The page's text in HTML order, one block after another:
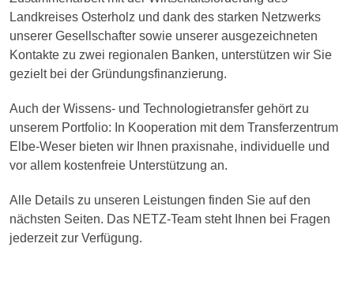
Landkreises Osterholz und dank des starken Netzwerks
unserer Gesellschafter sowie unserer ausgezeichneten
Kontakte zu zwei regionalen Banken, unterstützen wir Sie
gezielt bei der Gründungsfinanzierung.
Auch der Wissens- und Technologietransfer gehört zu
unserem Portfolio: In Kooperation mit dem Transferzentrum
Elbe-Weser bieten wir Ihnen praxisnahe, individuelle und
vor allem kostenfreie Unterstützung an.
Alle Details zu unseren Leistungen finden Sie auf den
nächsten Seiten. Das NETZ-Team steht Ihnen bei Fragen
jederzeit zur Verfügung.